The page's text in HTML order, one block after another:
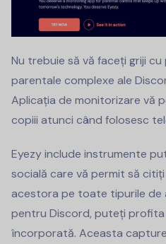
Nu trebuie să vă faceți griji
parentale complexe ale
Aplicația de monitorizare vă
copiii atunci când folosesc
Eyezy include instrumente
socială care vă permit să
acestora pe toate tipurile de
pentru Discord, puteți
încorporată. Aceasta